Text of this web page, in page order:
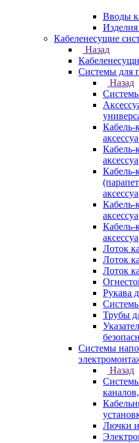
Вводы
Кабеленесущие
Назад
Системы для
Назад
Кабель-
Кабель-
Кабель-
Кабель-
Лоток
Лоток
Лоток
Рукава
Трубы
Системы
Назад
Лючки и